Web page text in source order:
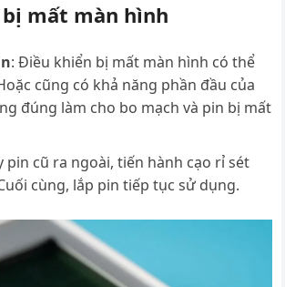
mất màn hình
: Điều khiển bị mất màn hình có thể
cũng có khả năng phần đầu của
đúng làm cho bo mạch và pin bị mất
pin cũ ra ngoài, tiến hành cạo rỉ sét
cùng, lắp pin tiếp tục sử dụng.